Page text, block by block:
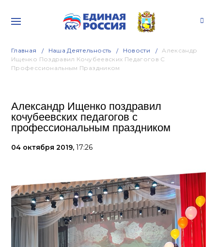
Главная Наша Деятельность Новости
Александр
Ищенко Поздравил Кочубеевских Педагогов С
Профессиональным Праздником
Александр Ищенко поздравил
кочубеевских педагогов с
профессиональным праздником
04 октября 2019, 17:26